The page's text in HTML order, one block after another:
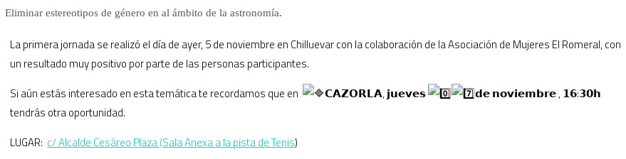
Eliminar estereotipos de género en al ámbito de la astronomía.
La primera jornada se realizó el día de ayer, 5 de noviembre en Chilluevar con la colaboración de la Asociación de Mujeres El Romeral, con
un resultado muy positivo por parte de las personas participantes.
Si aún estás interesado en esta temática te recordamos que en
𝗖𝗔𝗭𝗢𝗥𝗟𝗔, 𝗷𝘂𝗲𝘃𝗲𝘀
𝗱𝗲 𝗻𝗼𝘃𝗶𝗲𝗺𝗯𝗿𝗲 , 𝟭𝟲:𝟯𝟬𝗵
tendrás otra oportunidad.
LUGAR: c/ Alcalde Cesáreo Plaza (Sala Anexa a la pista de Tenis)